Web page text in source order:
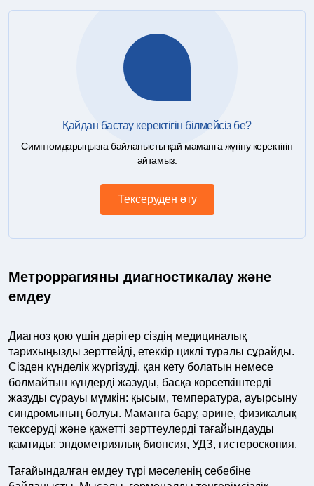
Қайдан бастау керектігін білмейсіз бе?
Симптомдарыңызға байланысты қай маманға жүгіну керектігін
айтамыз.
Тексеруден өту
Метроррагияны диагностикалау және
емдеу
Диагноз қою үшін дәрігер сіздің медициналық
тарихыңызды зерттейді, етеккір циклі туралы сұрайды.
Сізден күнделік жүргізуді, қан кету болатын немесе
болмайтын күндерді жазуды, басқа көрсеткіштерді
жазуды сұрауы мүмкін: қысым, температура, ауырсыну
синдромының болуы. Маманға бару, әрине, физикалық
тексеруді және қажетті зерттеулерді тағайындауды
қамтиды: эндометриялық биопсия, УДЗ, гистероскопия.
Тағайындалған емдеу түрі мәселенің себебіне